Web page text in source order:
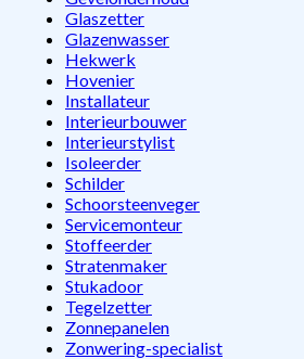
Glaszetter
Glazenwasser
Hekwerk
Hovenier
Installateur
Interieurbouwer
Interieurstylist
Isoleerder
Schilder
Schoorsteenveger
Servicemonteur
Stoffeerder
Stratenmaker
Stukadoor
Tegelzetter
Zonnepanelen
Zonwering-specialist